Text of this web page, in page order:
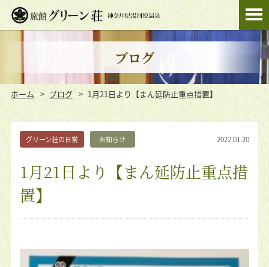
ブログ
ホーム ブログ 1月21日より【まん延防止重点措置】
グリーン荘の日常 お知らせ 2022.01.20
1月21日より【まん延防止重点措
置】